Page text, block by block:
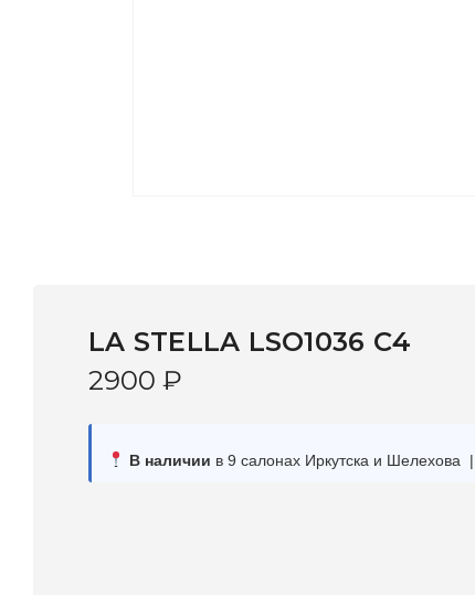
LA STELLA LSO1036 C4
2900 ₽
В наличии в 9 салонах Иркутска и Шелехова |